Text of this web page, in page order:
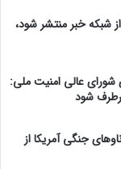
شبکه خبر منتشر شود،
شورای عالی امنیت ملی:
شود
جنگی آمریکا از